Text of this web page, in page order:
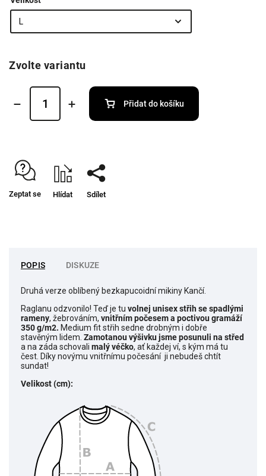
Zvolte variantu
Přidat do košíku
Zeptat se Hlídat Sdílet
POPIS DISKUZE
Druhá verze oblíbený bezkapucoidní mikiny Kančí.
Raglanu odzvonilo! Teď je tu volnej unisex střih se spadlými
rameny, žebrováním, vnitřním počesem a poctivou gramáží
350 g/m2. Medium fit střih sedne drobným i dobře
stavěným lidem. Zamotanou výšivku jsme posunuli na střed
a na záda schovali malý véčko, ať každej ví, s kým má tu
čest. Díky novýmu vnitřnímu počesání ji nebudeš chtít
sundat!
Velikost (cm):